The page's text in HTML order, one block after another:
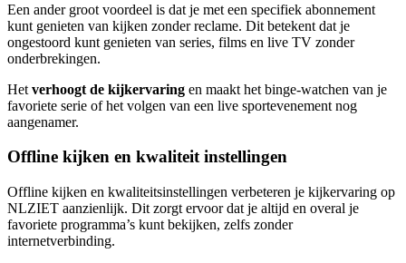
Een ander groot voordeel is dat je met een specifiek abonnement
kunt genieten van kijken zonder reclame. Dit betekent dat je
ongestoord kunt genieten van series, films en live TV zonder
onderbrekingen.
Het verhoogt de kijkervaring en maakt het binge-watchen van je
favoriete serie of het volgen van een live sportevenement nog
aangenamer.
Offline kijken en kwaliteit instellingen
Offline kijken en kwaliteitsinstellingen verbeteren je kijkervaring op
NLZIET aanzienlijk. Dit zorgt ervoor dat je altijd en overal je
favoriete programma’s kunt bekijken, zelfs zonder
internetverbinding.